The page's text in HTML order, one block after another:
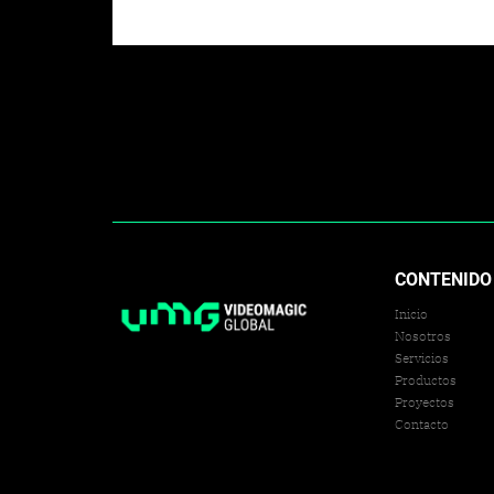
CONTENIDO
Inicio
Nosotros
Servicios
Productos
Proyectos
Contacto